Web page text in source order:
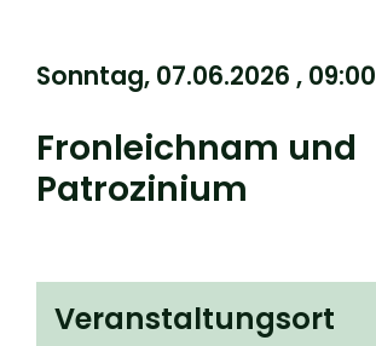
Sonntag, 07.06.2026 , 09:00
Fronleichnam und
Patrozinium
Veranstaltungsort